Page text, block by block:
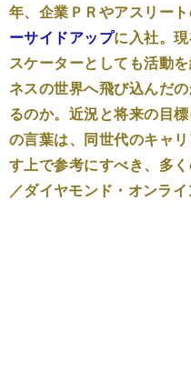
年、企業ＰＲやアスリー
ーサイドアップに入社。
スケーターとしても活動
ネスの世界へ飛び込んだ
るのか。近況と将来の目
の言葉は、同世代のキャ
す上で参考にすべき、多
／ダイヤモンド・オンラ